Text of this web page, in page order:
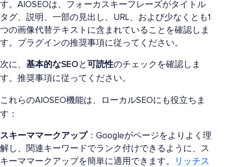
す。AIOSEOは、フォーカスキーフレーズがタイトル
タグ、説明、一部の見出し、URL、および少なくとも1
つの画像代替テキストに含まれていることを確認しま
す。プラグインの推奨事項に従ってください。
次に、 基本的なSEO と 可読性のチェックを確認しま
す。推奨事項に従ってください。
これらのAIOSEO機能は、ローカルSEOにも役立ちま
す：
スキーママークアップ ：Googleがページをよりよく理
解し、関連キーワードでランク付けできるように、ス
キーママークアップを簡単に適用できます。
リッチス